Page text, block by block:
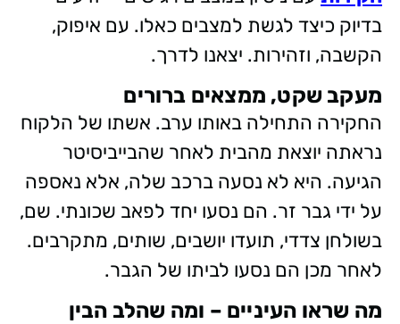
בדיוק כיצד לגשת למצבים כאלו. עם איפוק,
הקשבה, וזהירות. יצאנו לדרך.
מעקב שקט, ממצאים ברורים
החקירה התחילה באותו ערב. אשתו של הלקוח
נראתה יוצאת מהבית לאחר שהבייביסיטר
הגיעה. היא לא נסעה ברכב שלה, אלא נאספה
על ידי גבר זר. הם נסעו יחד לפאב שכונתי. שם,
בשולחן צדדי, תועדו יושבים, שותים, מתקרבים.
לאחר מכן הם נסעו לביתו של הגבר.
מה שראו העיניים – ומה שהלב הבין